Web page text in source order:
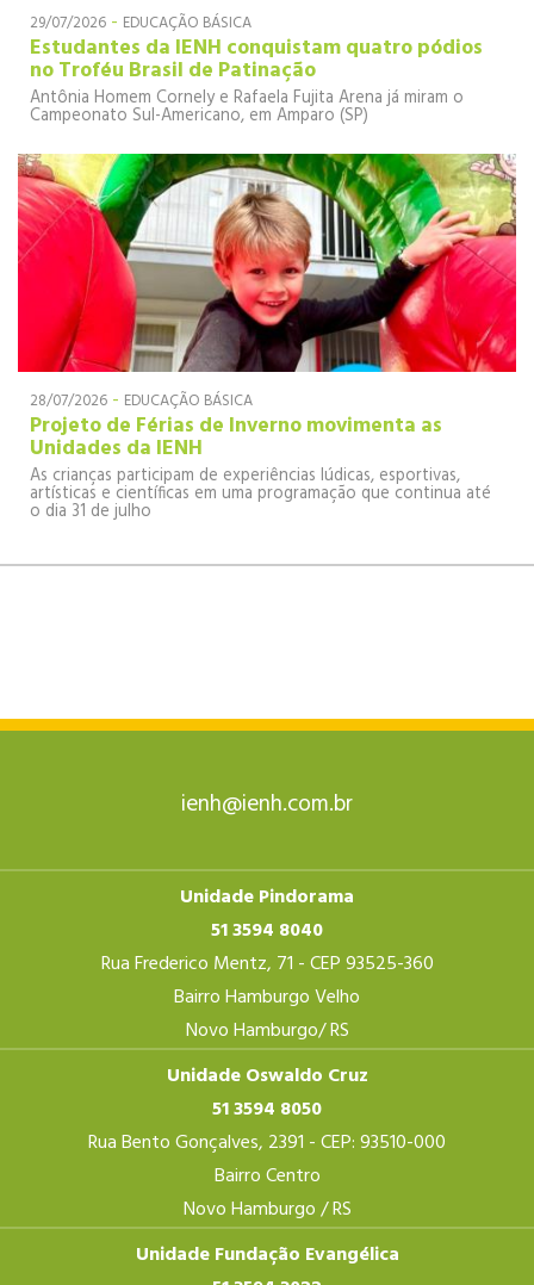
29/07/2026 - EDUCAÇÃO BÁSICA
Estudantes da IENH conquistam quatro pódios
no Troféu Brasil de Patinação
Antônia Homem Cornely e Rafaela Fujita Arena já miram o
Campeonato Sul-Americano, em Amparo (SP)
28/07/2026 - EDUCAÇÃO BÁSICA
Projeto de Férias de Inverno movimenta as
Unidades da IENH
As crianças participam de experiências lúdicas, esportivas,
artísticas e científicas em uma programação que continua até
o dia 31 de julho
ienh@ienh.com.br
Unidade Pindorama
51 3594 8040
Rua Frederico Mentz, 71 - CEP 93525-360
Bairro Hamburgo Velho
Novo Hamburgo/ RS
Unidade Oswaldo Cruz
51 3594 8050
Rua Bento Gonçalves, 2391 - CEP: 93510-000
Bairro Centro
Novo Hamburgo / RS
Unidade Fundação Evangélica